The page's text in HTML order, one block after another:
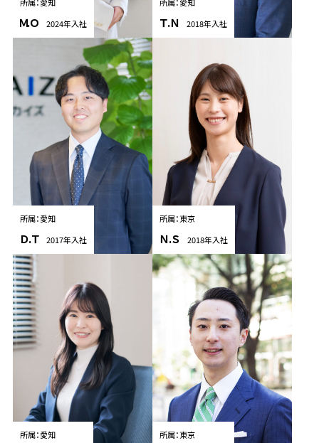
Ｍ.Ｏ 2024年入社 Ｔ.Ｎ 2018年入社
所属：愛知
Ｄ.Ｔ 2017年入社
所属：東京
Ｎ.Ｓ 2018年入社
所属：愛知 所属：東京